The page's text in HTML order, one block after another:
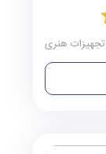
تجهیزات هنری